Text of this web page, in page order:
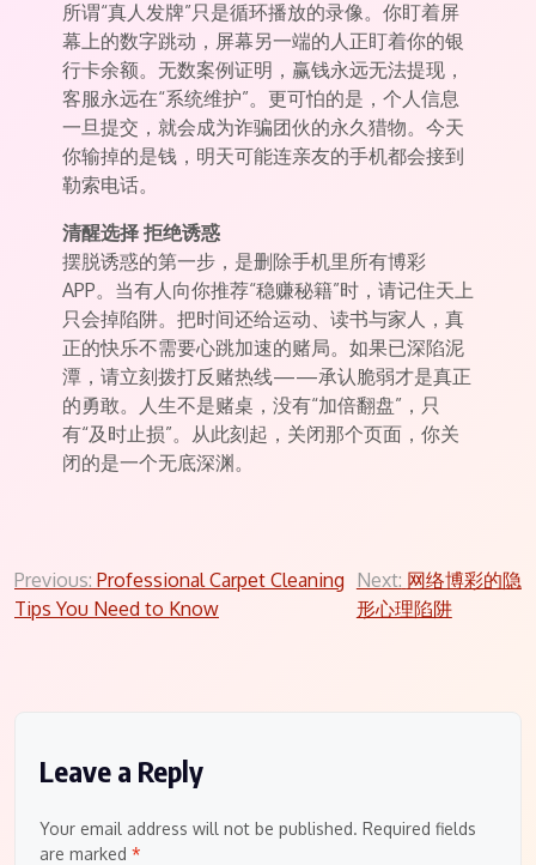
所谓“真人发牌”只是循环播放的录像。你盯着屏
幕上的数字跳动，屏幕另一端的人正盯着你的银
行卡余额。无数案例证明，赢钱永远无法提现，
客服永远在“系统维护”。更可怕的是，个人信息
一旦提交，就会成为诈骗团伙的永久猎物。今天
你输掉的是钱，明天可能连亲友的手机都会接到
勒索电话。
清醒选择 拒绝诱惑
摆脱诱惑的第一步，是删除手机里所有博彩
APP。当有人向你推荐“稳赚秘籍”时，请记住天上
只会掉陷阱。把时间还给运动、读书与家人，真
正的快乐不需要心跳加速的赌局。如果已深陷泥
潭，请立刻拨打反赌热线——承认脆弱才是真正
的勇敢。人生不是赌桌，没有“加倍翻盘”，只
有“及时止损”。从此刻起，关闭那个页面，你关
闭的是一个无底深渊。
Post
navigation
Previous: Professional Carpet Cleaning
Tips You Need to Know
Next: 网络博彩的隐
形心理陷阱
Leave a Reply
Your email address will not be published. Required fields
are marked *